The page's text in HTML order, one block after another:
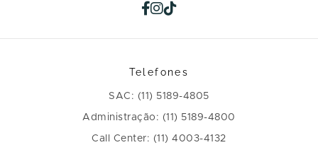
Telefones
SAC: (11) 5189-4805
Administração: (11) 5189-4800
Call Center: (11) 4003-4132